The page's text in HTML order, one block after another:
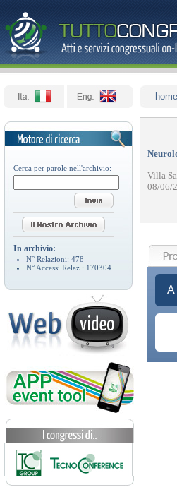
Cerca per parole nell'archivio:
In archivio:
N° Relazioni: 478
N° Accessi Relaz.: 170304
home
Villa
08/06/
A